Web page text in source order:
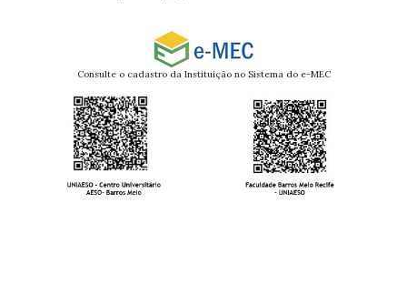
Consulte o cadastro da Instituição no Sistema do e-MEC